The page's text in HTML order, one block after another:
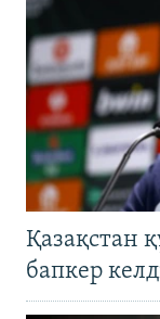
Қазақстан
бапкер